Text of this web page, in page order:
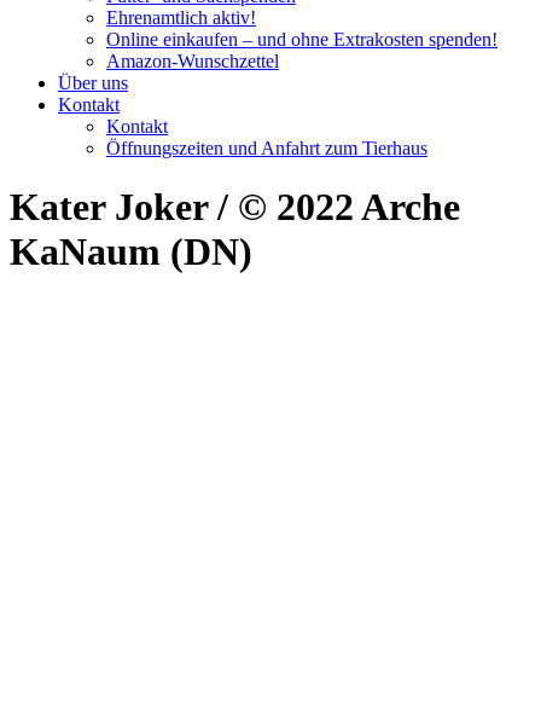
Ehrenamtlich aktiv!
Online einkaufen – und ohne Extrakosten spenden!
Amazon-Wunschzettel
Über uns
Kontakt
Kontakt
Öffnungszeiten und Anfahrt zum Tierhaus
Kater Joker / © 2022 Arche
KaNaum (DN)